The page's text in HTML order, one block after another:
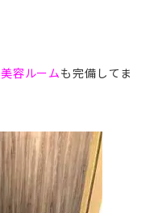
美容ルームも完備してま